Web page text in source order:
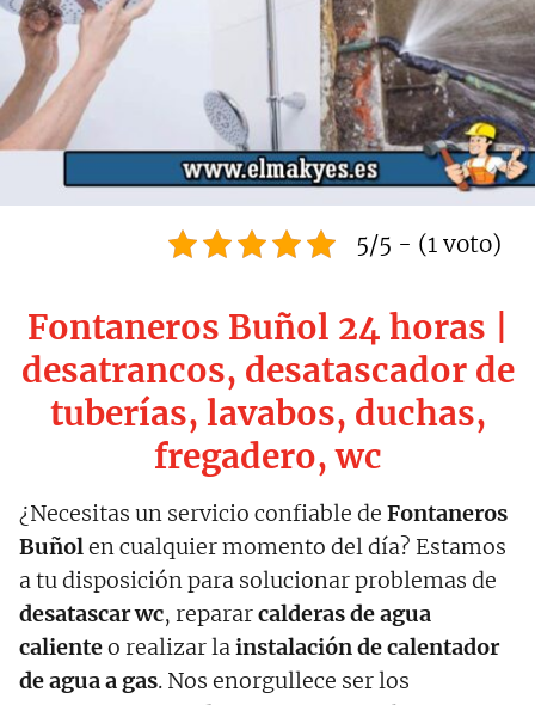
5/5 - (1 voto)
Fontaneros Buñol 24 horas |
desatrancos, desatascador de
tuberías, lavabos, duchas,
fregadero, wc
¿Necesitas un servicio confiable de Fontaneros
Buñolen cualquier momento del día? Estamos
a tu disposición para solucionar problemas de
desatascar wc, repararcalderas de agua
calienteo realizar lainstalación de calentador
de agua a gas. Nos enorgullece ser los